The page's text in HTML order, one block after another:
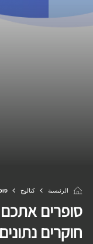
الرئيسية كتالوج
סופרים
חוקרים נתונים